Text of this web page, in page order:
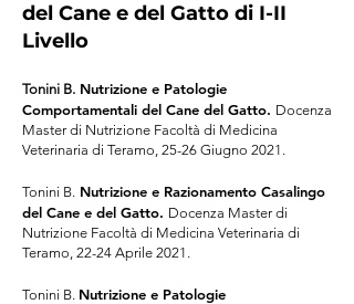
del Cane e del Gatto di I-II
Livello
Tonini B. Nutrizione e Patologie
Comportamentali del Cane del Gatto. Docenza
Master di Nutrizione Facoltà di Medicina
Veterinaria di Teramo, 25-26 Giugno 2021.
Tonini B. Nutrizione e Razionamento Casalingo
del Cane e del Gatto. Docenza Master di
Nutrizione Facoltà di Medicina Veterinaria di
Teramo, 22-24 Aprile 2021.
Tonini B. Nutrizione e Patologie